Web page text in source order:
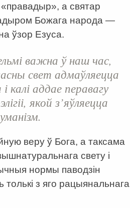
а святар
Божага народа —
ўзор Езуса.
важна ў наш час,
свет адмаўляецца
калі аддае перавагу
якой з’яўляецца
веру ў Бога, а таксама
свету і
нормы паводзін
толькі з яго рацыянальнага